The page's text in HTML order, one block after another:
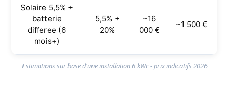
Solaire 5,5% +
batterie
differee (6
mois+)
5,5% +
20%
~16
000 €
~1 500 €
Estimations sur base d'une installation 6 kWc - prix indicatifs 2026